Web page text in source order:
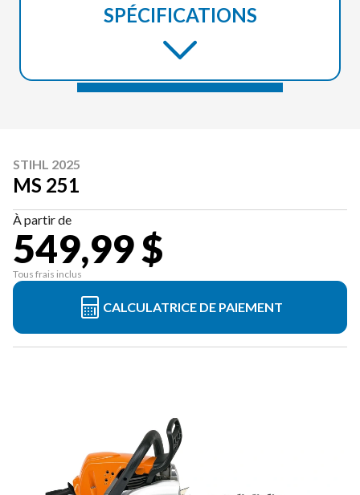
SPÉCIFICATIONS
STIHL 2025
MS 251
À partir de
549,99 $
Tous frais inclus
CALCULATRICE DE PAIEMENT